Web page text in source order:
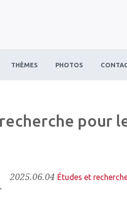
THÈMES PHOTOS
pour
2025.06.04 Études et